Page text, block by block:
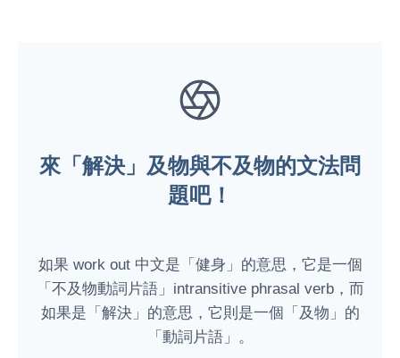
來「解決」及物與不及物的文法問
題吧！
如果 work out 中文是「健身」的意思，它是一個
「不及物動詞片語」intransitive phrasal verb，而
如果是「解決」的意思，它則是一個「及物」的
「動詞片語」。